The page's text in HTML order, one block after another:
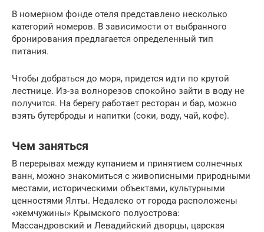
В номерном фонде отеля представлено несколько
категорий номеров. В зависимости от выбранного
бронирования предлагается определенный тип
питания.
Чтобы добраться до моря, придется идти по крутой
лестнице. Из-за волнорезов спокойно зайти в воду не
получится. На берегу работает ресторан и бар, можно
взять бутерброды и напитки (соки, воду, чай, кофе).
Чем заняться
В перерывах между купанием и принятием солнечных
ванн, можно знакомиться с живописными природными
местами, историческими объектами, культурными
ценностями Ялты. Недалеко от города расположены
«жемчужины» Крымского полуострова:
Массандровский и Левадийский дворцы, царская